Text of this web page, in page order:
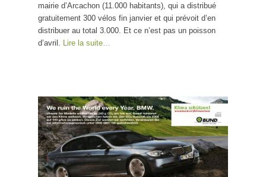
mairie d’Arcachon (11.000 habitants), qui a distribué
gratuitement 300 vélos fin janvier et qui prévoit d’en
distribuer au total 3.000. Et ce n’est pas un poisson
d’avril. Lire la suite…